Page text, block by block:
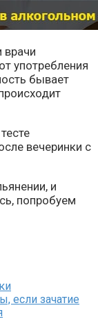
врачи
употребления
бывает
вечеринки с
и
попробуем
если зачатие